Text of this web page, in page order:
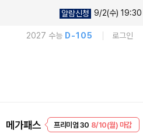
알람신청 9/2(수) 19:30
2027 수능 D-105 로그인
메가패스
EVENT 8/10(월) 마감